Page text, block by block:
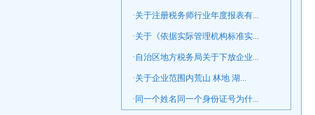
·关于注册税务师行业年度报表有...
·关于《依据实际管理机构标准实...
·自治区地方税务局关于下放企业...
·关于企业范围内荒山 林地 湖...
·同一个姓名同一个身份证号为什...